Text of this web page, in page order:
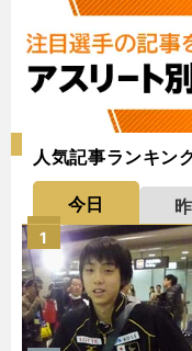
人気記事ランキン
今日
1